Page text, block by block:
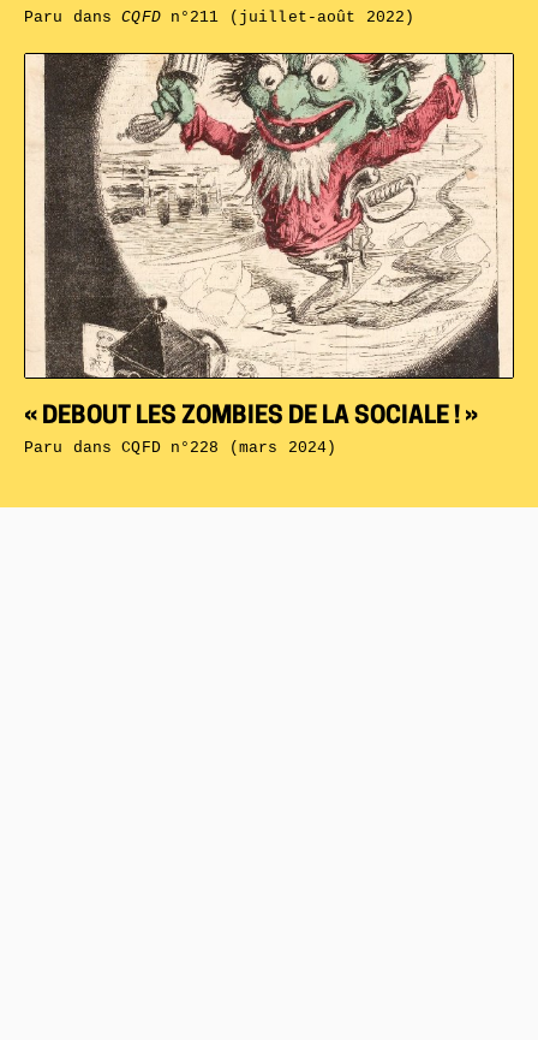
« DEBOUT LES ZOMBIES DE LA SOCIALE ! »
Paru dansCQFD n°228 (mars 2024)
Paru dansCQFDn°211 (juillet-août 2022)